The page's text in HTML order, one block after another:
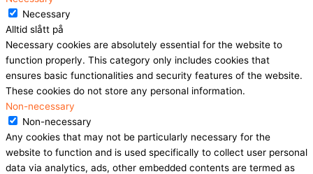
Necessary
Alltid slått på
Necessary cookies are absolutely essential for the website to
function properly. This category only includes cookies that
ensures basic functionalities and security features of the website.
These cookies do not store any personal information.
Non-necessary
Non-necessary
Any cookies that may not be particularly necessary for the
website to function and is used specifically to collect user personal
data via analytics, ads, other embedded contents are termed as